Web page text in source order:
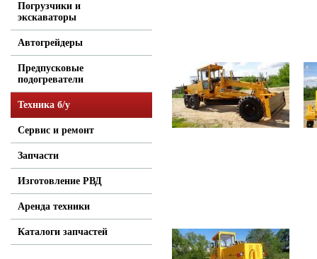
Погрузчики и
экскаваторы
Автогрейдеры
Предпусковые
подогреватели
Техника б/у
Сервис и ремонт
Запчасти
Изготовление РВД
Аренда техники
Каталоги запчастей